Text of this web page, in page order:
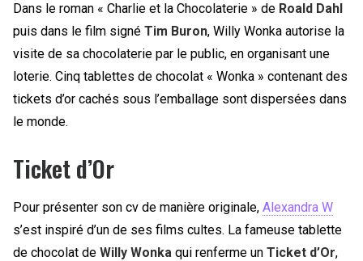
Dans le roman « Charlie et la Chocolaterie » de Roald Dahl
puis dans le film signé Tim Buron, Willy Wonka autorise la
visite de sa chocolaterie par le public, en organisant une
loterie. Cinq tablettes de chocolat « Wonka » contenant des
tickets d’or cachés sous l’emballage sont dispersées dans
le monde.
Ticket d’Or
Pour présenter son cv de manière originale, Alexandra W
s’est inspiré d’un de ses films cultes. La fameuse tablette
de chocolat de Willy Wonka qui renferme un Ticket d’Or,